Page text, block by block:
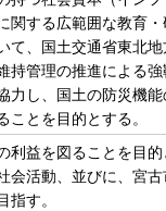
関する広範囲な教育
て、国土交通省東北
持管理の推進による
力し、国土の防災機
ことを目的とする。
利益を図ることを目
会活動、並びに、宮
指す。